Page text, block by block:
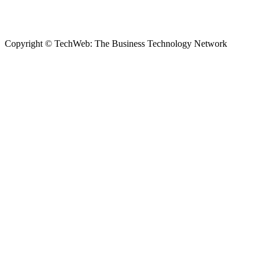
Copyright © TechWeb: The Business Technology Network